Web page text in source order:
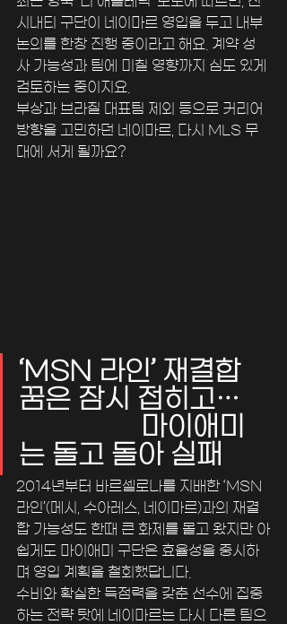
시내티 구단이 네이마르 영입을 두고 내부
논의를 한창 진행 중이라고 해요. 계약 성
사 가능성과 팀에 미칠 영향까지 심도 있게
검토하는 중이지요.
부상과 브라질 대표팀 제외 등으로 커리어
방향을 고민하던 네이마르, 다시 MLS 무
대에 서게 될까요?
‘MSN 라인’ 재결합
꿈은 잠시 접히고…
                 마이애미
는 돌고 돌아 실패
2014년부터 바르셀로나를 지배한 ‘MSN
라인’(메시, 수아레스, 네이마르)과의 재결
합 가능성도 한때 큰 화제를 몰고 왔지만 아
쉽게도 마이애미 구단은 효율성을 중시하
며 영입 계획을 철회했답니다.
수비와 확실한 득점력을 갖춘 선수에 집중
하는 전략 탓에 네이마르는 다시 다른 팀으